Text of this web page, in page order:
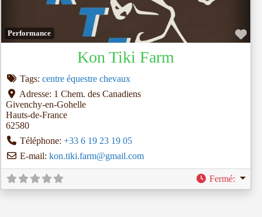
Performance
Kon Tiki Farm
Tags: centre équestre chevaux
Adresse: 1 Chem. des Canadiens
Givenchy-en-Gohelle
Hauts-de-France
62580
Téléphone: +33 6 19 23 19 05
E-mail: kon.tiki.farm@gmail.com
Fermé: